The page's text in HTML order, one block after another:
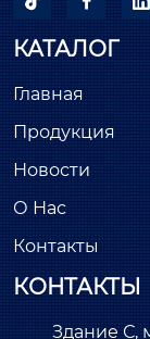
КАТАЛОГ
Главная
Продукция
Новости
О Нас
Контакты
КОНТАКТЫ
Здание С,